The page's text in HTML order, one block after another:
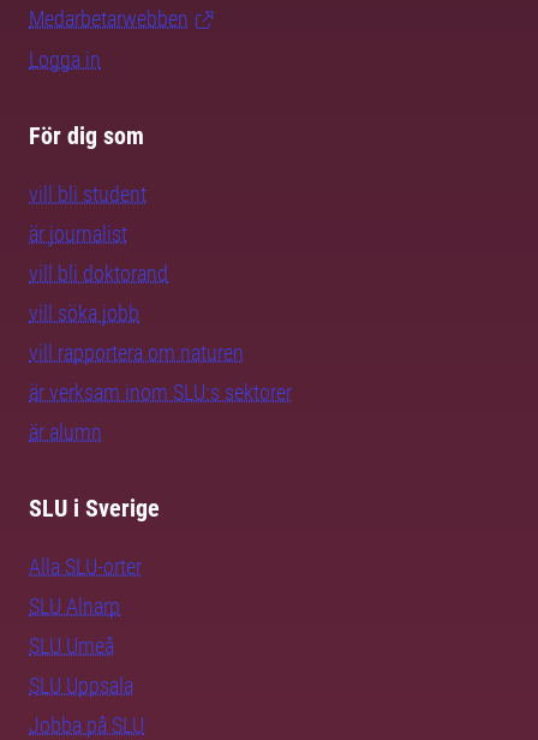
Medarbetarwebben
Logga in
För dig som
vill bli student
är journalist
vill bli doktorand
vill söka jobb
vill rapportera om naturen
är verksam inom SLU:s sektorer
är alumn
SLU i Sverige
Alla SLU-orter
SLU Alnarp
SLU Umeå
SLU Uppsala
Jobba på SLU